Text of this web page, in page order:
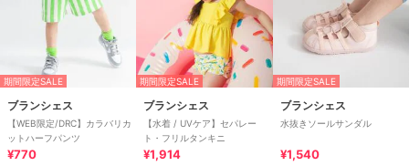
期間限定SALE
ブランシェス
【WEB限定/DRC】カラバリカ
ットハーフパンツ
¥770
期間限定SALE
ブランシェス
【水着 / UVケア】セパレー
ト・フリルタンキニ
¥1,914
期間限定SALE
ブランシェス
水抜きソールサンダル
¥1,540